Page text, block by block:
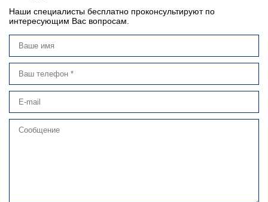
Наши специалисты бесплатно проконсультируют по
интересующим Вас вопросам.